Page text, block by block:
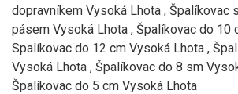
dopravníkem Vysoká Lhota , Špalíkovac
pásem Vysoká Lhota , Špalíkovac do 10
Spalíkovac do 12 cm Vysoká Lhota ,
Vysoká Lhota , Špalíkovac do 8 sm
Špalíkovac do 5 cm Vysoká Lhota